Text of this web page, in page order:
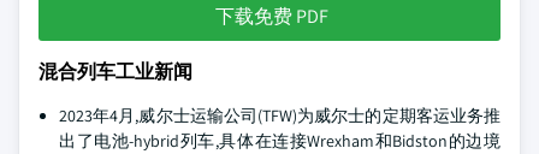
下载免费 PDF
混合列车工业新闻
2023年4月,威尔士运输公司(TFW)为威尔士的定期客运业务推
出了电池-hybrid列车,具体在连接Wrexham和Bidston的边境